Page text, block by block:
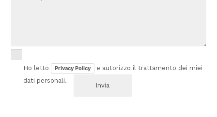
Ho letto Privacy Policy
e autorizzo il trattamento dei miei
dati personali.